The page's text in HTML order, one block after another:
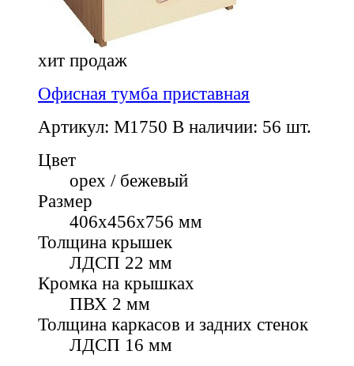
хит продаж
Офисная тумба приставная
Артикул: M1750 В наличии: 56 шт.
Цвет
орех / бежевый
Размер
406х456х756 мм
Толщина крышек
ЛДСП 22 мм
Кромка на крышках
ПВХ 2 мм
Толщина каркасов и задних стенок
ЛДСП 16 мм